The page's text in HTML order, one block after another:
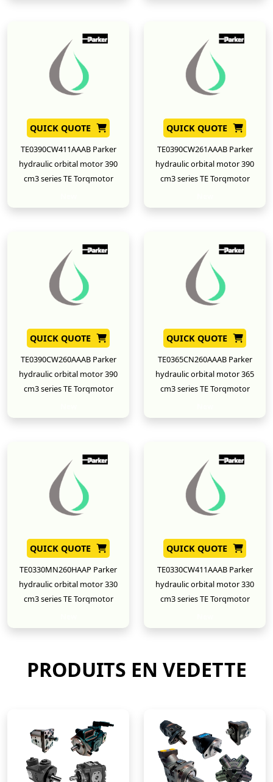
QUICK QUOTE
TE0390CW411AAAB Parker
hydraulic orbital motor 390
cm3 series TE Torqmotor
QUICK QUOTE
TE0390CW261AAAB Parker
hydraulic orbital motor 390
cm3 series TE Torqmotor
QUICK QUOTE
TE0390CW260AAAB Parker
hydraulic orbital motor 390
cm3 series TE Torqmotor
QUICK QUOTE
TE0365CN260AAAB Parker
hydraulic orbital motor 365
cm3 series TE Torqmotor
QUICK QUOTE
TE0330MN260HAAP Parker
hydraulic orbital motor 330
cm3 series TE Torqmotor
QUICK QUOTE
TE0330CW411AAAB Parker
hydraulic orbital motor 330
cm3 series TE Torqmotor
PRODUITS EN VEDETTE